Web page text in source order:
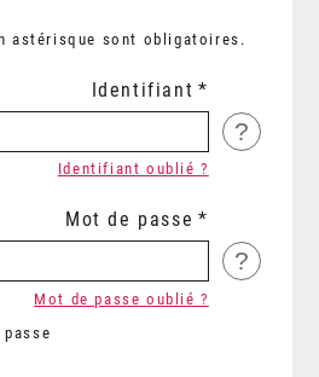
astérisque sont obligatoires.
Identifiant
?
Identifiant oublié ?
Mot de passe
?
Mot de passe oublié ?